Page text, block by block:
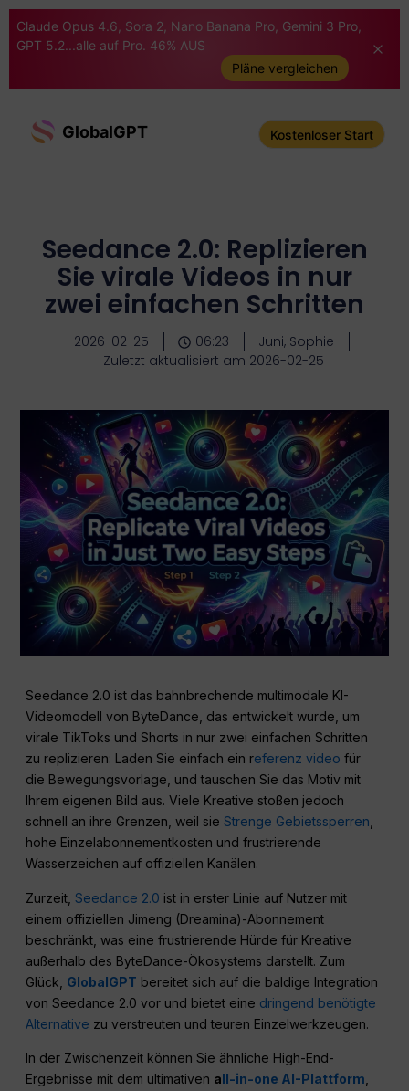
Claude Opus 4.6, Sora 2, Nano Banana Pro, Gemini 3 Pro,
GPT 5.2...alle auf Pro. 46% AUS
Pläne vergleichen
GlobalGPT Kostenloser Start
Seedance 2.0: Replizieren
Sie virale Videos in nur
zwei einfachen Schritten
2026-02-25 06:23
Juni, Sophie
Zuletzt aktualisiert am 2026-02-25
Seedance 2.0 ist das bahnbrechende multimodale KI-
Videomodell von ByteDance, das entwickelt wurde, um
virale TikToks und Shorts in nur zwei einfachen Schritten
zu replizieren: Laden Sie einfach ein referenz video für
die Bewegungsvorlage, und tauschen Sie das Motiv mit
Ihrem eigenen Bild aus. Viele Kreative stoßen jedoch
schnell an ihre Grenzen, weil sieStrenge Gebietssperren
hohe Einzelabonnementkosten und frustrierende
Wasserzeichen auf offiziellen Kanälen.
Zurzeit,Seedance 2.0 ist in erster Linie auf Nutzer mit
einem offiziellen Jimeng (Dreamina)-Abonnement
beschränkt, was eine frustrierende Hürde für Kreative
außerhalb des ByteDance-Ökosystems darstellt. Zum
Glück, GlobalGPT bereitet sich auf die baldige Integration
von Seedance 2.0 vor und bietet eine dringend benötigte
Alternative zu verstreuten und teuren Einzelwerkzeugen.
In der Zwischenzeit können Sie ähnliche High-End-
Ergebnisse mit dem ultimativen all-in-one AI-Plattform